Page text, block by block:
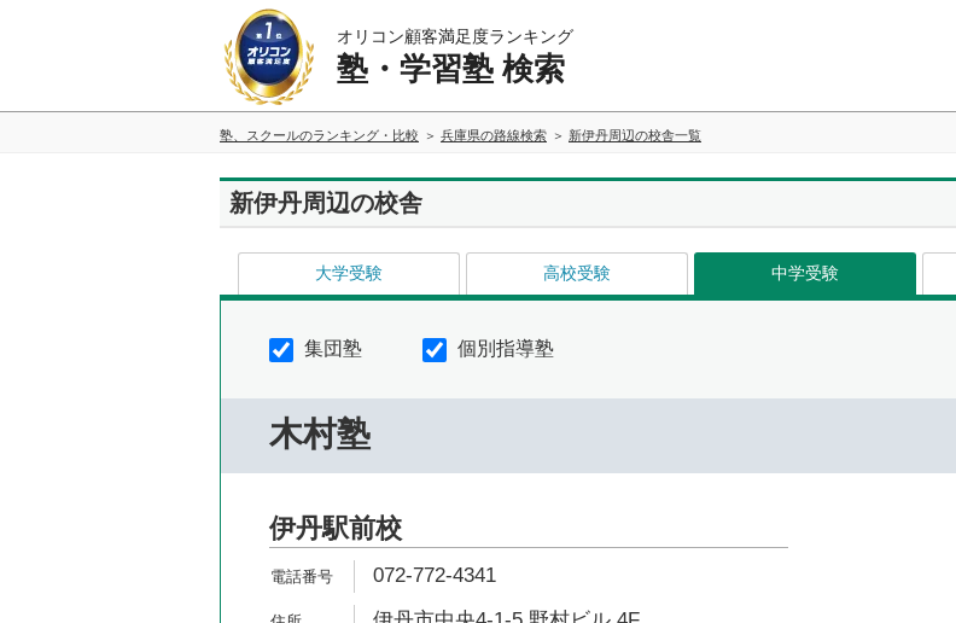
オリコン顧客満足度ランキング
塾・学習塾 検索
塾、スクールのランキング・比較 兵庫県の路線検索 新伊丹周辺の校舎一覧
新伊丹周辺の校舎
大学受験 高校受験 中学受験
集団塾 個別指導塾
木村塾
伊丹駅前校
072-772-4341